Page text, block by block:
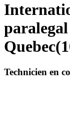
Quebec(
Technicien en